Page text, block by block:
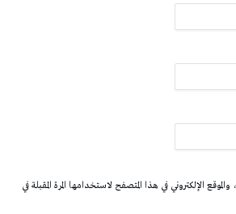
الإلكتروني في هذا المتصفح لاستخدامها المرة المقبلة في